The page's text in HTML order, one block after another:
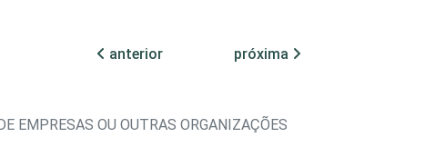
anterior
próxima
EMPRESAS OU OUTRAS ORGANIZAÇÕES